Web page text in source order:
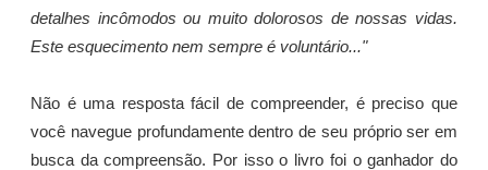
detalhes incômodos ou muito dolorosos de nossas vidas.
Este esquecimento nem sempre é voluntário..."
Não é uma resposta fácil de compreender, é preciso que
você navegue profundamente dentro de seu próprio ser em
busca da compreensão. Por isso o livro foi o ganhador do